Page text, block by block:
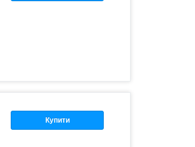
Купити